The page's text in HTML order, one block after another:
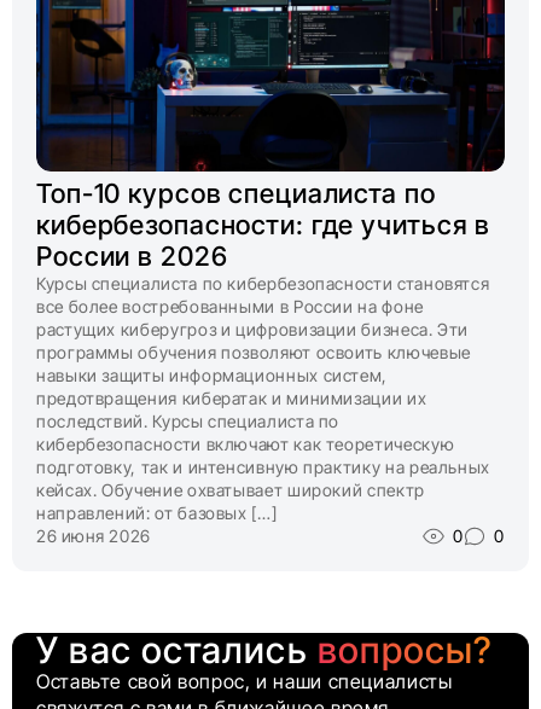
Топ-10 курсов специалиста по
кибербезопасности: где учиться в
России в 2026
Курсы специалиста по кибербезопасности становятся
все более востребованными в России на фоне
растущих киберугроз и цифровизации бизнеса. Эти
программы обучения позволяют освоить ключевые
навыки защиты информационных систем,
предотвращения кибератак и минимизации их
последствий. Курсы специалиста по
кибербезопасности включают как теоретическую
подготовку, так и интенсивную практику на реальных
кейсах. Обучение охватывает широкий спектр
направлений: от базовых […]
26 июня 2026
0 0
У вас остались вопросы?
Оставьте свой вопрос, и наши специалисты